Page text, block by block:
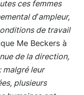
ces femmes
d’ampleur,
de travail
Me Beckers à
de la direction,
malgré leur
plusieurs